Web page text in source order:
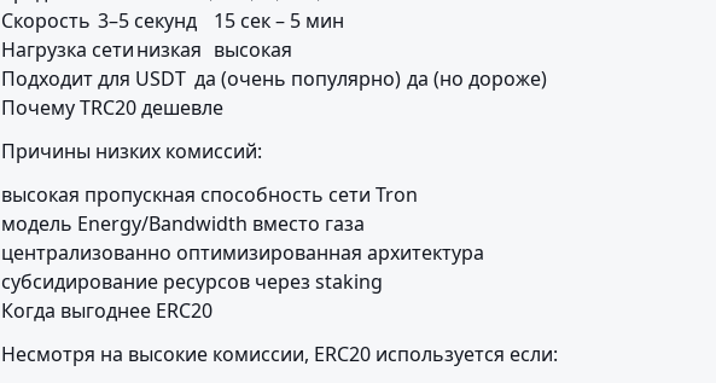
Скорость	3–5 секунд	15 сек – 5 мин
Нагрузка сети	низкая	высокая
Подходит для USDT	да (очень популярно)	да (но дороже)
Почему TRC20 дешевле
Причины низких комиссий:
высокая пропускная способность сети Tron
модель Energy/Bandwidth вместо газа
централизованно оптимизированная архитектура
субсидирование ресурсов через staking
Когда выгоднее ERC20
Несмотря на высокие комиссии, ERC20 используется если: